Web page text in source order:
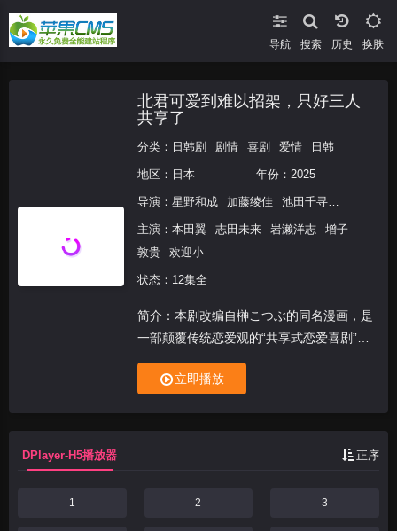
导航 搜索 换肤
北君可爱到难以招架，只好三人
共享了
分类： 日韩剧 剧情 喜剧 爱情 日韩
地区： 日本 年份： 2025
导演： 星野和成 加藤绫佳 池田千寻 佐々木詳太
主演： 本田翼 志田未来 岩濑洋志
增子
敦贵
欢迎小
状态：12集全
简介：本剧改编自榊こつぶ的同名漫画，是
一部颠覆传统恋爱观的“共享式恋爱喜剧”。
神秘又治愈的“天生小天使”真中北（岩濑洋
志 饰），以天然魅力俘获了护士浅田南
立即播放
DPlayer-H5播放器 正序
1 2 3